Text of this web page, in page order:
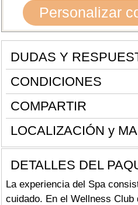
Personalizar
DUDAS Y
CONDICIONES
COMPARTIR
LOCALIZACIÓN y
DETALLES DEL
La experiencia del Spa
cuidado. En el Wellness Club